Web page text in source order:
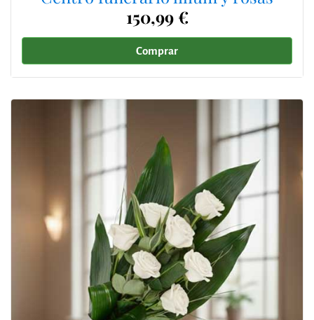
150,99 €
Comprar